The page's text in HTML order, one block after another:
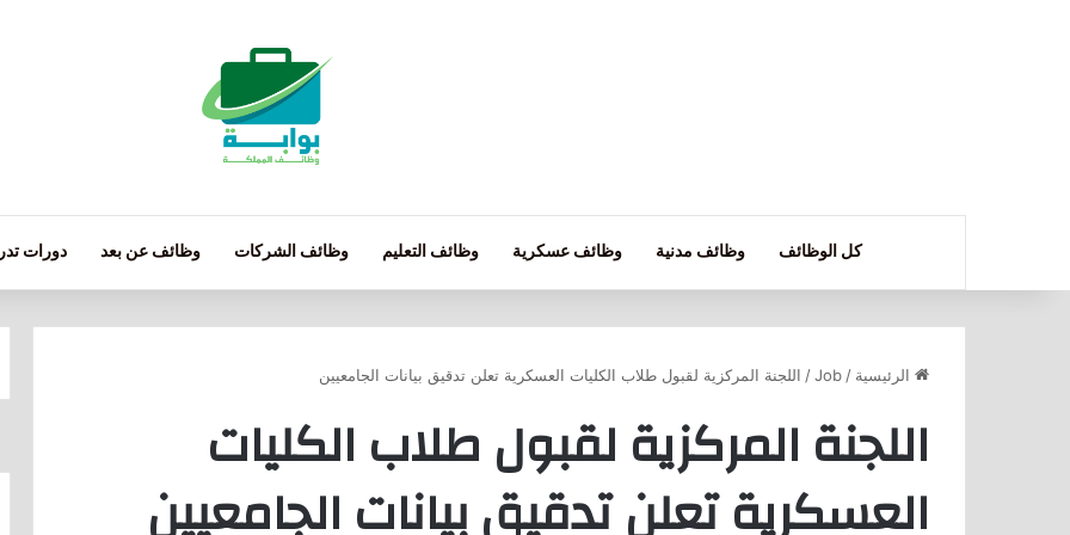
كل الوظائف وظائف مدنية وظائف عسكرية وظائف التعليم وظائف الشركات وظائف عن بعد دورات
الرئيسية /
Job
/ اللجنة المركزية لقبول طلاب الكليات العسكرية تعلن تدقيق بيانات الجامعيين
اللجنة المركزية لقبول طلاب الكليات
العسكرية تعلن تدقيق بيانات الجامعيين